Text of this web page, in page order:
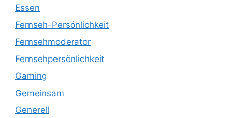
Essen
Fernseh-Persönlichkeit
Fernsehmoderator
Fernsehpersönlichkeit
Gaming
Gemeinsam
Generell